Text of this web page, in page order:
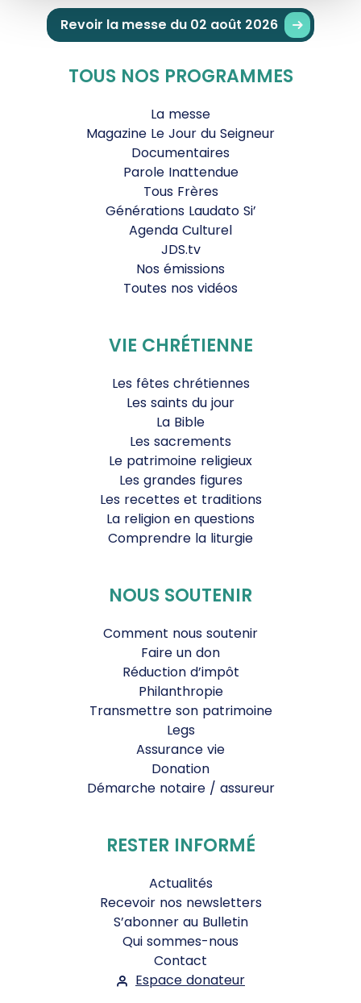
Revoir la messe du 02 août 2026
TOUS NOS PROGRAMMES
La messe
Magazine Le Jour du Seigneur
Documentaires
Parole Inattendue
Tous Frères
Générations Laudato Si’
Agenda Culturel
JDS.tv
Nos émissions
Toutes nos vidéos
VIE CHRÉTIENNE
Les fêtes chrétiennes
Les saints du jour
La Bible
Les sacrements
Le patrimoine religieux
Les grandes figures
Les recettes et traditions
La religion en questions
Comprendre la liturgie
NOUS SOUTENIR
Comment nous soutenir
Faire un don
Réduction d’impôt
Philanthropie
Transmettre son patrimoine
Legs
Assurance vie
Donation
Démarche notaire / assureur
RESTER INFORMÉ
Actualités
Recevoir nos newsletters
S’abonner au Bulletin
Qui sommes-nous
Contact
Espace donateur